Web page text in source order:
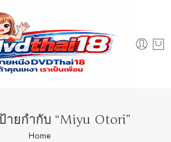
ยกำกับ “Miyu Otori”
Home